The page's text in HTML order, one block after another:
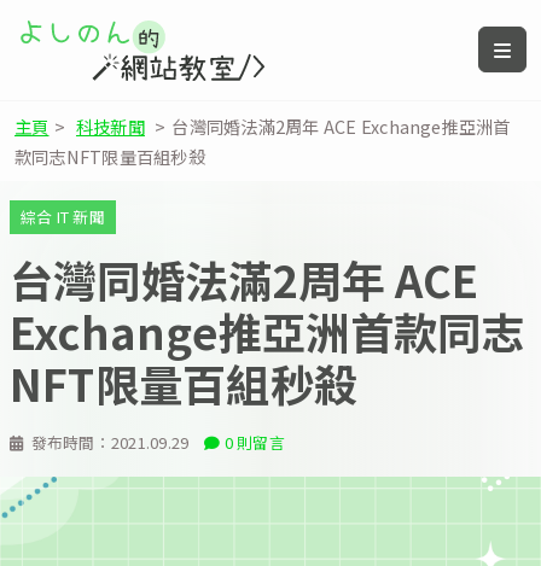
主頁 > 科技新聞 > 台灣同婚法滿2周年 ACE Exchange推亞洲首
款同志NFT限量百組秒殺
發布時間： 2021.09.29 0 則留言
綜合 IT 新聞
台灣同婚法滿2周年 ACE
Exchange推亞洲首款同志
NFT限量百組秒殺